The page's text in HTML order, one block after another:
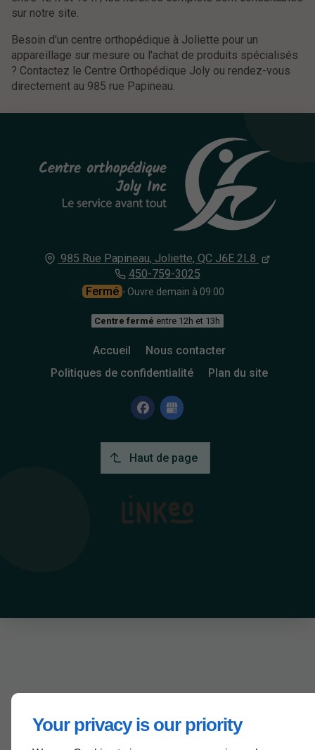
Your privacy is our priority
sur notre site.
Besoin d'un centre orthopédique à Joliette pour un
appareillage sur mesure ou l'achat de produits spécialisés
? Contactez le Centre Orthopédique Joly ou rendez-vous
directement au 985 rue Papineau.
985 Rue Papineau, Joliette, QC J6E 2L8
450-759-3025
Fermé ⋅ Ouvre demain à 09:00
Centre fermé entre 12h et 13h
Accueil
Nous contacter
Politiques de confidentialité
Plan du site
Haut de page